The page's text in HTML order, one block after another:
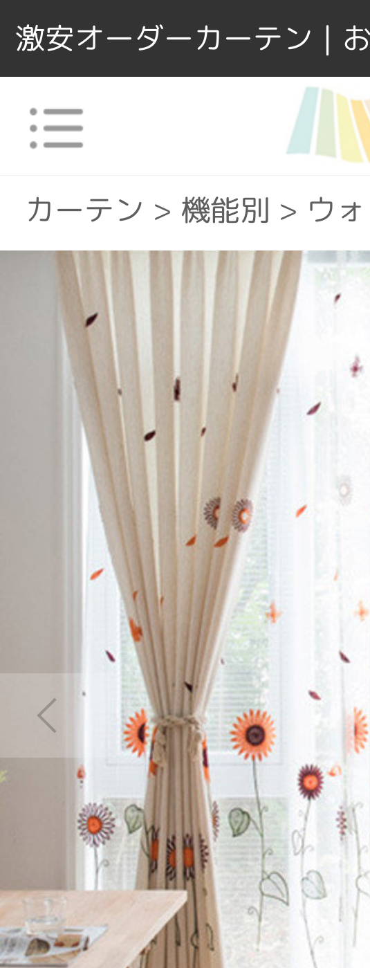
激安オーダーカーテン｜
カーテン > 機能別 > ウ
カーテン
場所で選ぶ>
カーテン
場所で選ぶ
カーテン >場所で選ぶ >
カーテン> デザインテイ
カーテン > 素材> ポリ
カーテン >機能別
カーテン> カーテンの種類
カーテン> デザインテイ
カーテン>デザインテイ
カーテン> デザインテイ
カーテン> デザインテイ
カーテン >場所で選ぶ >
カーテン >柄>花 >